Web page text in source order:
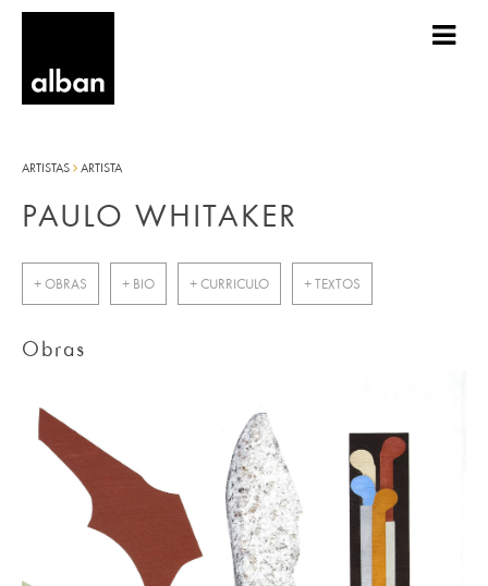
ARTISTAS ARTISTA
PAULO WHITAKER
+ OBRAS + BIO + CURRICULO + TEXTOS
Obras